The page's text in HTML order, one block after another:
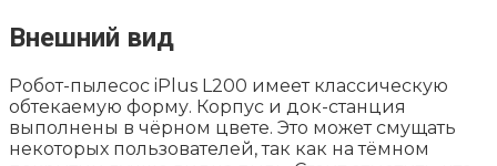
Внешний вид
Робот-пылесос iPlus L200 имеет классическую
обтекаемую форму. Корпус и док-станция
выполнены в чёрном цвете. Это может смущать
некоторых пользователей, так как на тёмном